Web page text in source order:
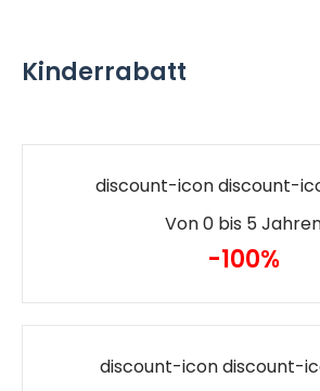
Kinderrabatt
discount-icon discount-
Von 0 bis 5
-100%
discount-icon discount-